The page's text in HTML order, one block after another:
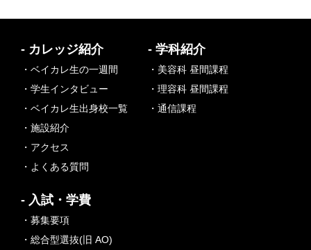
- カレッジ紹介
・ベイカレ生の一週間
・学生インタビュー
・ベイカレ生出身校一覧
・施設紹介
・アクセス
・よくある質問
- 学科紹介
・美容科 昼間課程
・理容科 昼間課程
・通信課程
- 入試・学費
・募集要項
・総合型選抜(旧 AO)